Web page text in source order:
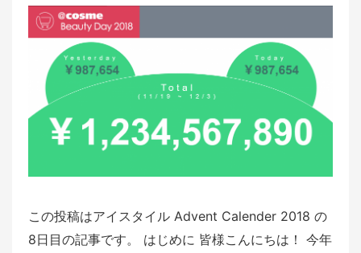
この投稿はアイスタイル Advent Calender 2018 の
8日目の記事です。 はじめに 皆様こんにちは！ 今年